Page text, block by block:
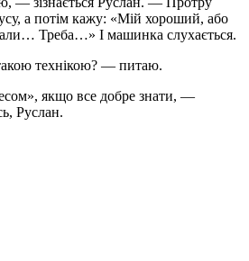
а потім кажу: «Мій хороший, або
Треба…» І машинка слухається.
технікою? — питаю.
якщо все добре знати, —
Руслан.